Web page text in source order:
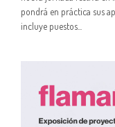
pondrá en práctica sus
incluye puestos...